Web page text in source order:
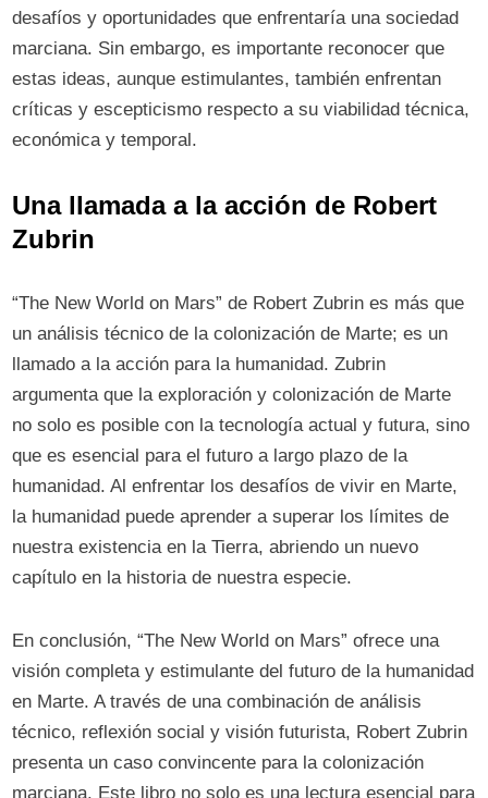
desafíos y oportunidades que enfrentaría una sociedad
marciana. Sin embargo, es importante reconocer que
estas ideas, aunque estimulantes, también enfrentan
críticas y escepticismo respecto a su viabilidad técnica,
económica y temporal.
Una llamada a la acción de Robert
Zubrin
“The New World on Mars” de Robert Zubrin es más que
un análisis técnico de la colonización de Marte; es un
llamado a la acción para la humanidad. Zubrin
argumenta que la exploración y colonización de Marte
no solo es posible con la tecnología actual y futura, sino
que es esencial para el futuro a largo plazo de la
humanidad. Al enfrentar los desafíos de vivir en Marte,
la humanidad puede aprender a superar los límites de
nuestra existencia en la Tierra, abriendo un nuevo
capítulo en la historia de nuestra especie.
En conclusión, “The New World on Mars” ofrece una
visión completa y estimulante del futuro de la humanidad
en Marte. A través de una combinación de análisis
técnico, reflexión social y visión futurista, Robert Zubrin
presenta un caso convincente para la colonización
marciana. Este libro no solo es una lectura esencial para